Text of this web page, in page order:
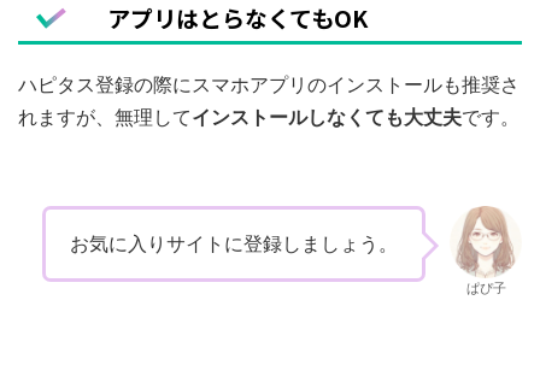
アプリはとらなくてもOK
ハピタス登録の際にスマホアプリのインストールも推奨さ
れますが、無理してインストールしなくても大丈夫です。
お気に入りサイトに登録しましょう。
ぱぴ子